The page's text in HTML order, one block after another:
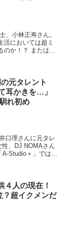
、小林正寿さん。
活においては超ミ
のか！？ または結
元タレント
耳かきを…」
れ初め
口理さんに元タレ
、DJ NOMAさん
Studio＋」では彼
４人の現在！
？超イクメンだ